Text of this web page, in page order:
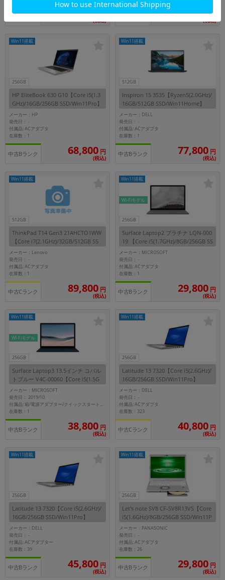
30,800円
(税込)
57,800円
(税込)
256GB
Win11搭載
HP EliteBook 630 G10【Core i5(1.3
GHz)/16GB/256GB SSD/Win11Pro】
メーカー：HP
発売日：-
付属品: ACアダプタ
在庫数：1
中古Bランク 68,800 円
(税込)
512GB
Win11搭載
Inspiron 15 3535【Ryzen5(2.0GHz)/
16GB/512GB SSD/Win11Home】
メーカー：DELL
発売日：-
付属品: ACアダプタ
在庫数：1
中古Bランク 77,800 円
(税込)
512GB
Win11搭載
ThinkPad T14 Gen3 21AHCTO1WW
【Core i7(2.1GHz)/32GB/512GB SS
D/Win11Pro】
メーカー：Lenovo
発売日：-
付属品: ACアダプタ
在庫数：1
中古Cランク 89,800 円
(税込)
256GB
Wi-Fiモデル
Win11搭載
Surface Laptop2 プラチナ LQN-000
19 【Core i5(1.7GHz)/8GB/256GB SS
D/Win11Pro】
メーカー：MICROSOFT
発売日：-
付属品: ACアダプタ
在庫数：1
中古Bランク 29,800 円
(税込)
256GB
Wi-Fiモデル
Win11搭載
Surface Laptop3 13.5インチ コバル
トブルー V4C-00060【Core i5(1.5G
Hz)/8GB/256GB SSD/Win11Home】
メーカー：MICROSOFT
発売日： 2019/10
付属品: 箱/電源アダプター/クイックスタートガイド
在庫数：1
中古Bランク 38,800 円
(税込)
256GB
Win11搭載
Latitude 13 7320【Core i5(2.6GHz)/
16GB/256GB SSD/Win11Pro】
メーカー：DELL
発売日：-
付属品: ACアダプタ
在庫数：323
中古Cランク 40,800 円
(税込)
256GB
Win11搭載
Latitude 13 7320【Core i5(2.6GHz)/
16GB/256GB SSD/Win11Pro】
メーカー：DELL
発売日：-
付属品: ACアダプター
在庫数：39
中古Bランク 45,800 円
(税込)
256GB
Win11搭載
Let's note SV8 CF-SV8R13VS【Core
i5(1.6GHz)/8GB/256GB SSD/Win11P
ro】
メーカー：PANASONIC
発売日：-
付属品: ACアダプタ
在庫数：26
中古Bランク 29,800 円
(税込)